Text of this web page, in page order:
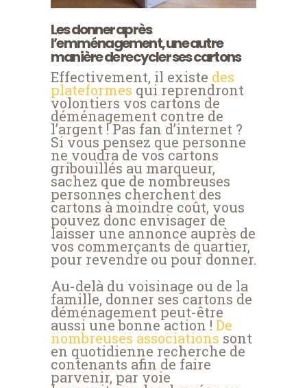
Les donner après
l’emménagement, une autre
manière de recycler ses cartons
Effectivement, il existe des
plateformes qui reprendront
volontiers vos cartons de
déménagement contre de
l’argent ! Pas fan d’internet ?
Si vous pensez que personne
ne voudra de vos cartons
gribouillés au marqueur,
sachez que de nombreuses
personnes cherchent des
cartons à moindre coût, vous
pouvez donc envisager de
laisser une annonce auprès de
vos commerçants de quartier,
pour revendre ou pour donner.
Au-delà du voisinage ou de la
famille, donner ses cartons de
déménagement peut-être
aussi une bonne action ! De
nombreuses associations sont
en quotidienne recherche de
contenants afin de faire
parvenir, par voie